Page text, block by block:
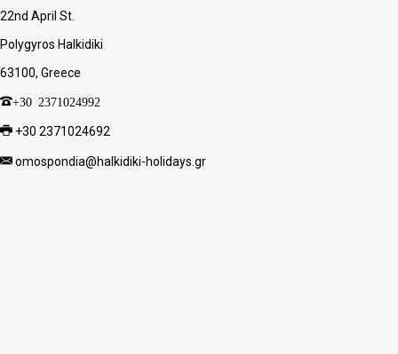
22nd April St.
Polygyros Halkidiki
63100, Greece
+30 2371024992
+30 2371024692
omospondia@halkidiki-holidays.gr